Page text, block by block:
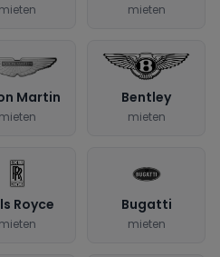
mieten mieten
Martin
mieten
Bentley
mieten
Royce
mieten
Bugatti
mieten